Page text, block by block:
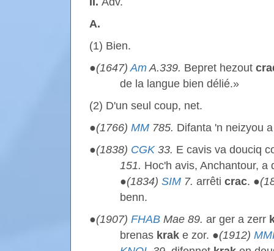
A.
(1) Bien.
●(1647)AmA.339. Bepret hezout
de la langue bien délié.»
(2) D'un seul coup, net.
●(1766) MM 785. Difanta 'n neizyou
●(1838) CGK33. E cavis va douciq
151. Hoc'h avis, Anchantour,
●(1834) SIM 7. arrêti crac. ●
benn.
●(1907) FHAB Mae 89. ar ger a zerr
brenas krak e zor. ●(1912)